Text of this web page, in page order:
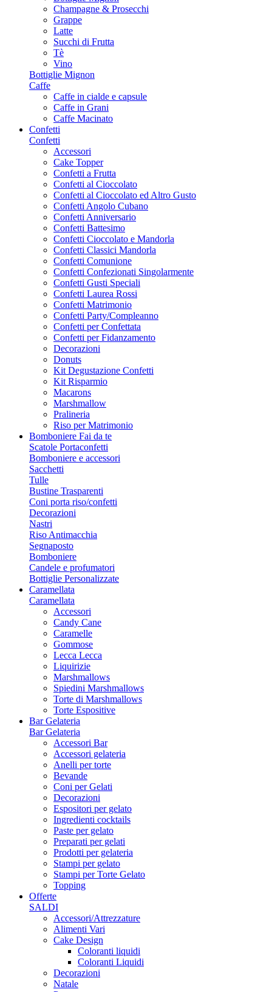
Champagne & Prosecchi
Grappe
Latte
Succhi di Frutta
Tè
Vino
Bottiglie Mignon
Caffe
Caffe in cialde e capsule
Caffe in Grani
Caffe Macinato
Confetti
Confetti
Accessori
Cake Topper
Confetti a Frutta
Confetti al Cioccolato
Confetti al Cioccolato ed Altro Gusto
Confetti Angolo Cubano
Confetti Anniversario
Confetti Battesimo
Confetti Cioccolato e Mandorla
Confetti Classici Mandorla
Confetti Comunione
Confetti Confezionati Singolarmente
Confetti Gusti Speciali
Confetti Laurea Rossi
Confetti Matrimonio
Confetti Party/Compleanno
Confetti per Confettata
Confetti per Fidanzamento
Decorazioni
Donuts
Kit Degustazione Confetti
Kit Risparmio
Macarons
Marshmallow
Pralineria
Riso per Matrimonio
Bomboniere Fai da te
Scatole Portaconfetti
Bomboniere e accessori
Sacchetti
Tulle
Bustine Trasparenti
Coni porta riso/confetti
Decorazioni
Nastri
Riso Antimacchia
Segnaposto
Bomboniere
Candele e profumatori
Bottiglie Personalizzate
Caramellata
Caramellata
Accessori
Candy Cane
Caramelle
Gommose
Lecca Lecca
Liquirizie
Marshmallows
Spiedini Marshmallows
Torte di Marshmallows
Torte Espositive
Bar Gelateria
Bar Gelateria
Accessori Bar
Accessori gelateria
Anelli per torte
Bevande
Coni per Gelati
Decorazioni
Espositori per gelato
Ingredienti cocktails
Paste per gelato
Preparati per gelati
Prodotti per gelateria
Stampi per gelato
Stampi per Torte Gelato
Topping
Offerte
SALDI
Accessori/Attrezzature
Alimenti Vari
Cake Design
Coloranti liquidi
Coloranti Liquidi
Decorazioni
Natale